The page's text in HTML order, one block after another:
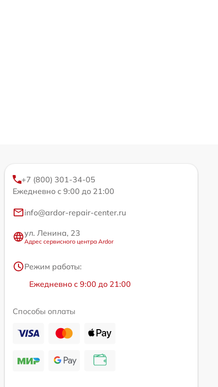
+7 (800) 301-34-05
Ежедневно с 9:00 до 21:00
info@ardor-repair-center.ru
ул. Ленина, 23
Адрес сервисного центра Ardor
Режим работы:
Ежедневно с 9:00 до 21:00
Способы оплаты